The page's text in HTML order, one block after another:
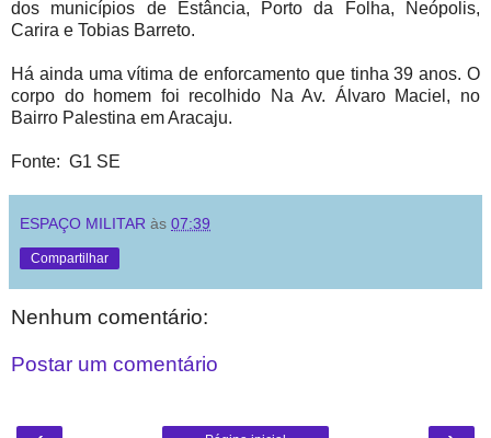
dos municípios de Estância, Porto da Folha, Neópolis,
Carira e Tobias Barreto.
Há ainda uma vítima de enforcamento que tinha 39 anos. O
corpo do homem foi recolhido Na Av. Álvaro Maciel, no
Bairro Palestina em Aracaju.
Fonte: G1 SE
ESPAÇO MILITAR às 07:39
Compartilhar
Nenhum comentário:
Postar um comentário